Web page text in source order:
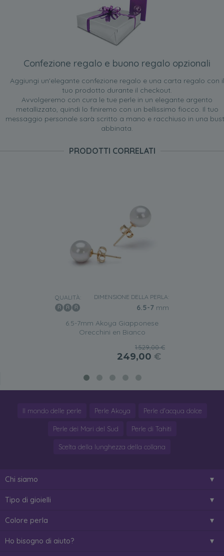
Confezione regalo e buono regalo opzionali
Aggiungi un'elegante confezione regalo e una carta regalo con il
tuo prodotto durante il checkout.
Avvolgeremo con cura le tue perle in un elegante argento
metallizzato, quindi lo finiremo con un bellissimo fiocco. Il tuo
messaggio personale sarà scritto a mano e racchiuso in una
abbinata.
PRODOTTI CORRELATI
QUALITÀ: DIMENSIONE DELLA PERLA:
6.5-7 mm
6.5-7mm Akoya Giapponese
Orecchini en Bianco
1.529,00 €
249,00 €
Il mondo delle perle Perle Akoya Perle d'acqua dolce
Perle dei Mari del Sud Perle di Tahiti
Scelta della lunghezza della collana
Chi siamo
Tipo di gioielli
Colore perla
Ho bisogno di aiuto?